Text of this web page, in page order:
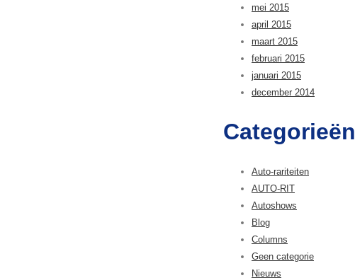
mei 2015
april 2015
maart 2015
februari 2015
januari 2015
december 2014
Categorieën
Auto-rariteiten
AUTO-RIT
Autoshows
Blog
Columns
Geen categorie
Nieuws